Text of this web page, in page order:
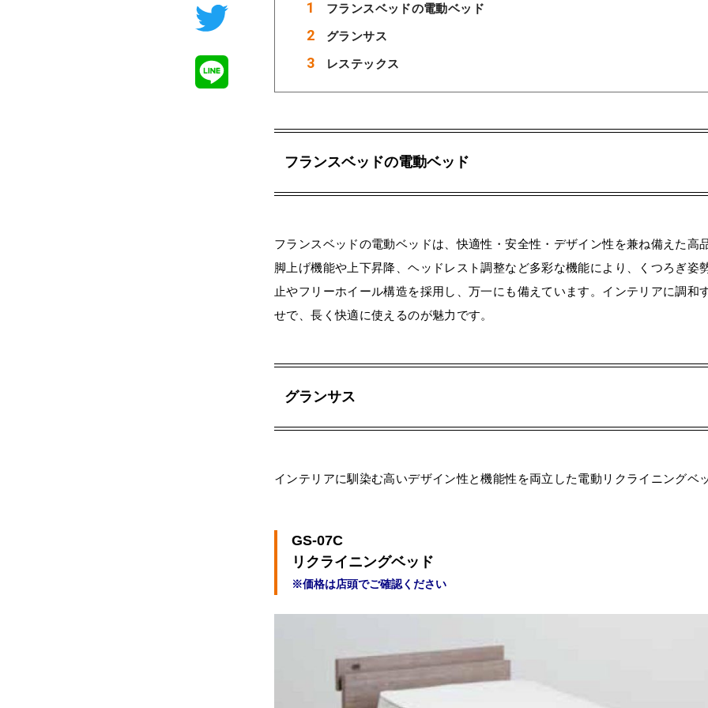
フランスベッドの電動ベッド
グランサス
レステックス
フランスベッドの電動ベッド
フランスベッドの電動ベッドは、快適性・安全性・デザイン性を兼ね備えた高
脚上げ機能や上下昇降、ヘッドレスト調整など多彩な機能により、くつろぎ姿
止やフリーホイール構造を採用し、万一にも備えています。インテリアに調和
せで、長く快適に使えるのが魅力です。
グランサス
インテリアに馴染む高いデザイン性と機能性を両立した電動リクライニングベ
GS-07C
リクライニングベッド
※価格は店頭でご確認ください